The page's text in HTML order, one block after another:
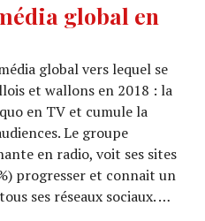
global en
global vers lequel se
et wallons en 2018 : la
en TV et cumule la
Le groupe
en radio, voit ses sites
progresser et connait un
ses réseaux sociaux. …
média global en 2018